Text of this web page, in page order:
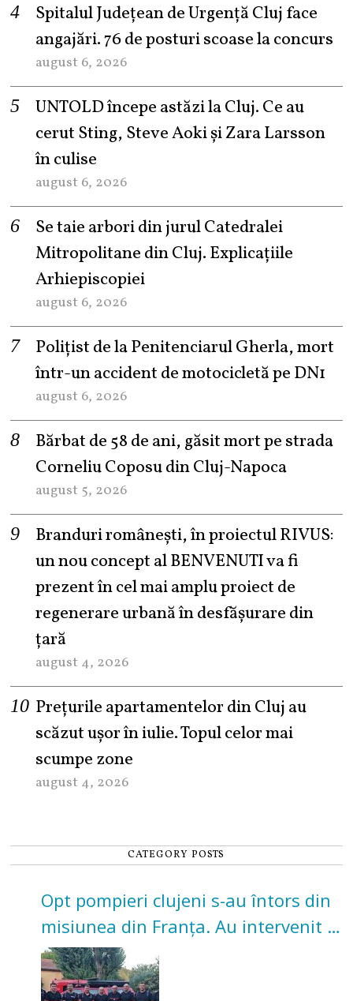
Spitalul Județean de Urgență Cluj face
angajări. 76 de posturi scoase la concurs
august 6, 2026
UNTOLD începe astăzi la Cluj. Ce au
cerut Sting, Steve Aoki și Zara Larsson
în culise
august 6, 2026
Se taie arbori din jurul Catedralei
Mitropolitane din Cluj. Explicațiile
Arhiepiscopiei
august 6, 2026
Polițist de la Penitenciarul Gherla, mort
într-un accident de motocicletă pe DN1
august 6, 2026
Bărbat de 58 de ani, găsit mort pe strada
Corneliu Coposu din Cluj-Napoca
august 5, 2026
Branduri românești, în proiectul RIVUS:
un nou concept al BENVENUTI va fi
prezent în cel mai amplu proiect de
regenerare urbană în desfășurare din
țară
august 4, 2026
Prețurile apartamentelor din Cluj au
scăzut ușor în iulie. Topul celor mai
scumpe zone
august 4, 2026
CATEGORY POSTS
Opt pompieri clujeni s-au întors din
misiunea din Franța. Au intervenit la
incendii de vegetație și pădure